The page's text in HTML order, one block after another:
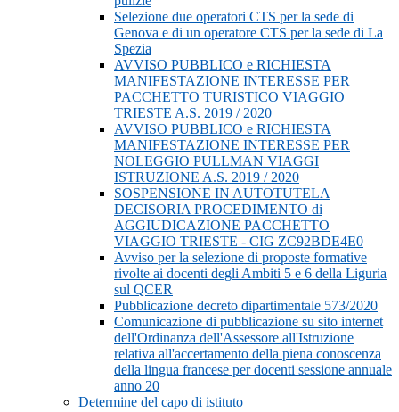
Selezione due operatori CTS per la sede di
Genova e di un operatore CTS per la sede di La
Spezia
AVVISO PUBBLICO e RICHIESTA
MANIFESTAZIONE INTERESSE PER
PACCHETTO TURISTICO VIAGGIO
TRIESTE A.S. 2019 / 2020
AVVISO PUBBLICO e RICHIESTA
MANIFESTAZIONE INTERESSE PER
NOLEGGIO PULLMAN VIAGGI
ISTRUZIONE A.S. 2019 / 2020
SOSPENSIONE IN AUTOTUTELA
DECISORIA PROCEDIMENTO di
AGGIUDICAZIONE PACCHETTO
VIAGGIO TRIESTE - CIG ZC92BDE4E0
Avviso per la selezione di proposte formative
rivolte ai docenti degli Ambiti 5 e 6 della Liguria
sul QCER
Pubblicazione decreto dipartimentale 573/2020
Comunicazione di pubblicazione su sito internet
dell'Ordinanza dell'Assessore all'Istruzione
relativa all'accertamento della piena conoscenza
della lingua francese per docenti sessione annuale
anno 20
Determine del capo di istituto